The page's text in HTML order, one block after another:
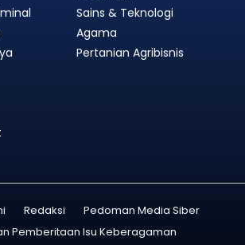
Sains & Teknologi
Agama
Pertanian Agribisnis
Redaksi
Pedoman Media Siber
Pemberitaan Isu Keberagaman